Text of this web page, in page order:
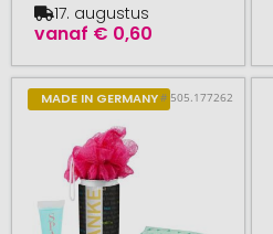
vanaf € 0,60
17. augustus
MADE IN GERMANY# 505.177262